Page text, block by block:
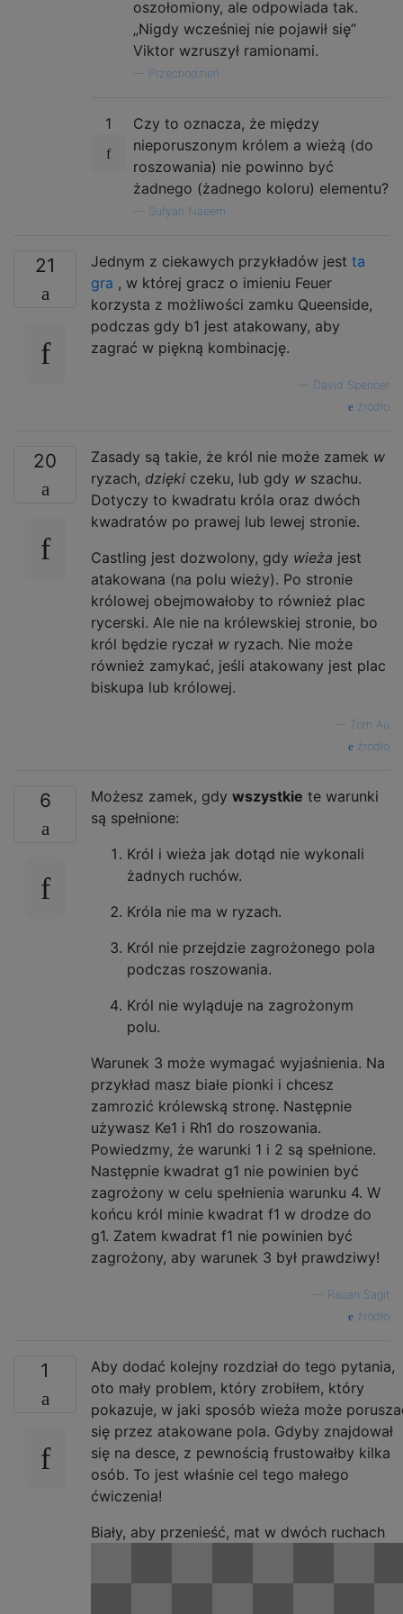
oszołomiony, ale odpowiada tak.
„Nigdy wcześniej nie pojawił się”
Viktor wzruszył ramionami.
Przechodzień
1
Czy to oznacza, że ​​między
nieporuszonym królem a wieżą (do
roszowania) nie powinno być
żadnego (żadnego koloru) elementu?
Sufyan Naeem
21 Jednym z ciekawych przykładów jest ta
gra , w której gracz o imieniu Feuer
korzysta z możliwości zamku Queenside,
podczas gdy b1 jest atakowany, aby
zagrać w piękną kombinację.
David Spencer
źródło
20 Zasady są takie, że król nie może zamek w
ryzach, dzięki czeku, lub gdy w szachu.
Dotyczy to kwadratu króla oraz dwóch
kwadratów po prawej lub lewej stronie.
Castling jest dozwolony, gdy wieża jest
atakowana (na polu wieży). Po stronie
królowej obejmowałoby to również plac
rycerski. Ale nie na królewskiej stronie, bo
król będzie ryczał w ryzach. Nie może
również zamykać, jeśli atakowany jest plac
biskupa lub królowej.
Tom Au
źródło
6 Możesz zamek, gdy wszystkie te warunki
są spełnione:
Król i wieża jak dotąd nie wykonali
żadnych ruchów.
Króla nie ma w ryzach.
Król nie przejdzie zagrożonego pola
podczas roszowania.
Król nie wyląduje na zagrożonym
polu.
Warunek 3 może wymagać wyjaśnienia. Na
przykład masz białe pionki i chcesz
zamrozić królewską stronę. Następnie
używasz Ke1 i Rh1 do roszowania.
Powiedzmy, że warunki 1 i 2 są spełnione.
Następnie kwadrat g1 nie powinien być
zagrożony w celu spełnienia warunku 4. W
końcu król minie kwadrat f1 w drodze do
g1. Zatem kwadrat f1 nie powinien być
zagrożony, aby warunek 3 był prawdziwy!
Rauan Sagit
źródło
1
Aby dodać kolejny rozdział do tego pytania,
oto mały problem, który zrobiłem, który
pokazuje, w jaki sposób wieża może
się przez atakowane pola. Gdyby znajdował
się na desce, z pewnością frustowałby kilka
osób. To jest właśnie cel tego małego
ćwiczenia!
Biały, aby przenieść, mat w dwóch ruchach